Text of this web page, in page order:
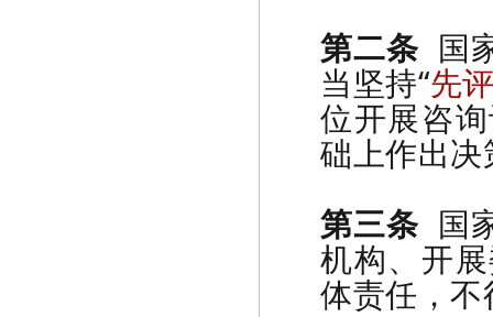
第二条 国
当坚持“先
位开展咨
础上作出
第三条 国
机构、开
体责任，